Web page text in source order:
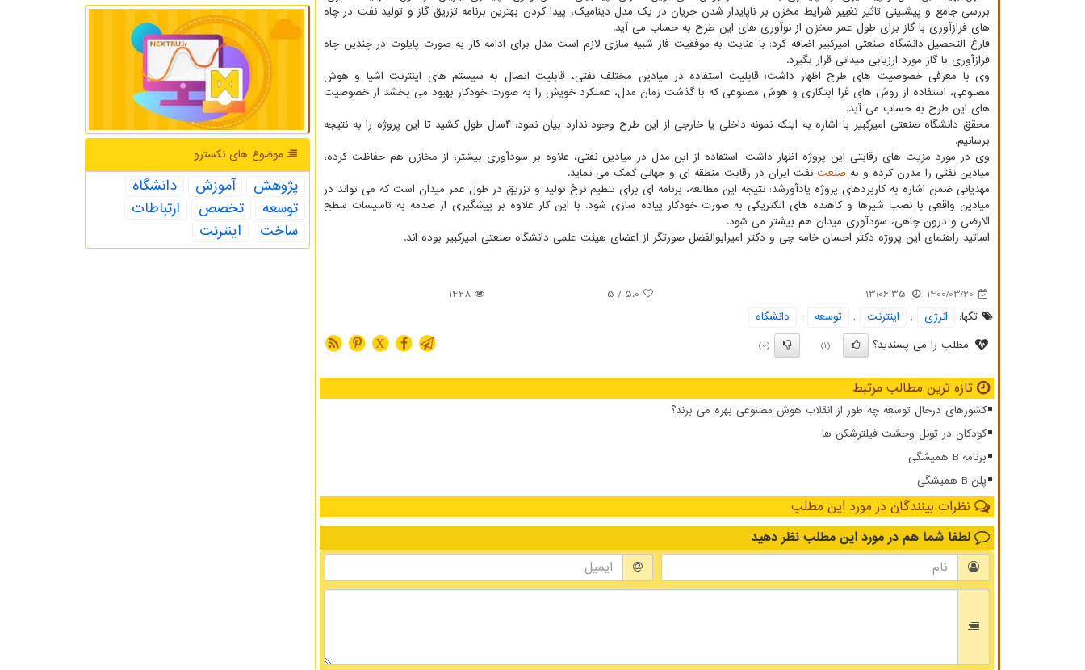
بررسی جامع و پیشبینی تاثیر تغییر شرایط مخزن بر ناپایدار شدن جریان در یک مدل دینامیک، پیدا کردن بهترین برنامه تزریق گاز و تولید نفت در چاه
های فرازآوری با گاز برای طول عمر مخزن از نوآوری های این طرح به حساب می آید.
فارغ التحصیل دانشگاه صنعتی امیرکبیر اضافه کرد: با عنایت به موفقیت فاز شبیه سازی لازم است مدل برای ادامه کار به صورت پایلوت در چندین چاه
فرازآوری با گاز مورد ارزیابی میدانی قرار بگیرد.
وی با معرفی خصوصیت های طرح اظهار داشت: قابلیت استفاده در میادین مختلف نفتی، قابلیت اتصال به سیستم های اینترنت اشیا و هوش
مصنوعی، استفاده از روش های فرا ابتکاری و هوش مصنوعی که با گذشت زمان مدل، عملکرد خویش را به صورت خودکار بهبود می بخشد از خصوصیت
های این طرح به حساب می آید.
محقق دانشگاه صنعتی امیرکبیر با اشاره به اینکه نمونه داخلی یا خارجی از این طرح وجود ندارد بیان نمود: ۴سال طول کشید تا این پروژه را به نتیجه
برسانیم.
وی در مورد مزیت های رقابتی این پروژه اظهار داشت: استفاده از این مدل در میادین نفتی، علاوه بر سودآوری بیشتر، از مخازن هم حفاظت کرده،
میادین نفتی را مدرن کرده و به صنعت نفت ایران در رقابت منطقه ای و جهانی کمک می نماید.
مهدیانی ضمن اشاره به کاربردهای پروژه یادآورشد: نتیجه این مطالعه، برنامه ای برای تنظیم نرخ تولید و تزریق در طول عمر میدان است که می تواند در
میادین واقعی با نصب شیرها و کاهنده های الکتریکی به صورت خودکار پیاده سازی شود. با این کار علاوه بر پیشگیری از صدمه به تاسیسات سطح
الارضی و درون چاهی، سودآوری میدان هم بیشتر می شود.
اساتید راهنمای این پروژه دکتر احسان خامه چی و دکتر امیرابوالفضل صورتگر از اعضای هیئت علمی دانشگاه صنعتی امیرکبیر بوده اند.
1400/03/20
13:06:35
5.0
/ 5
1428
تگها:
انرژی , اینترنت , توسعه ,
دانشگاه
مطلب را می پسندید؟
(1)
(0)
X
تازه ترین مطالب مرتبط
کشورهای درحال توسعه چه طور از انقلاب هوش مصنوعی بهره می برند؟
کودکان در تونل وحشت فیلترشکن ها
برنامه B همیشگی
پلن B همیشگی
نظرات بینندگان در مورد این مطلب
لطفا شما هم در مورد این مطلب نظر دهید
موضوع های نكسترو
پژوهش آموزش
دانشگاه
توسعه
تخصص
ارتباطات
ساخت
اینترنت